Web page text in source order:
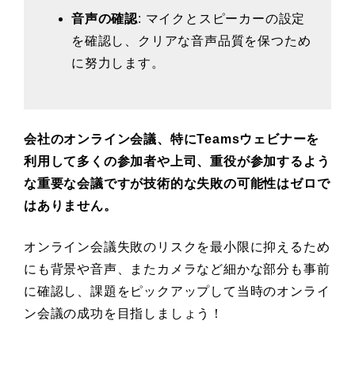
音声の確認: マイクとスピーカーの設定
を確認し、クリアな音声品質を保つため
に努力します。
会社のオンライン会議、特にTeamsウェビナーを
利用して多くの参加者や上司、重役が参加するよう
な重要な会議ですが技術的な失敗の可能性はゼロで
はありません。
オンライン会議失敗のリスクを最小限に抑えるため
にも背景や音声、またカメラなど細かな部分も事前
に確認し、課題をピックアップして当時のオンライ
ン会議の成功を目指しましょう！